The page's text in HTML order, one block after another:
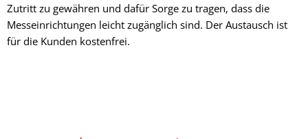
Zutritt zu gewähren und dafür Sorge zu tragen, dass die
Messeinrichtungen leicht zugänglich sind. Der Austausch ist
für die Kunden kostenfrei.